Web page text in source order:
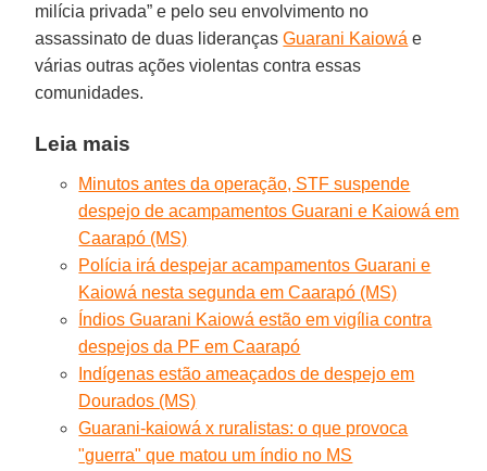
milícia privada” e pelo seu envolvimento no
assassinato de duas liderançasGuarani Kaiowá e
várias outras ações violentas contra essas
comunidades.
Leia mais
Minutos antes da operação, STF suspende
despejo de acampamentos Guarani e Kaiowá em
Caarapó (MS)
Polícia irá despejar acampamentos Guarani e
Kaiowá nesta segunda em Caarapó (MS)
Índios Guarani Kaiowá estão em vigília contra
despejos da PF em Caarapó
Indígenas estão ameaçados de despejo em
Dourados (MS)
Guarani-kaiowá x ruralistas: o que provoca
"guerra" que matou um índio no MS